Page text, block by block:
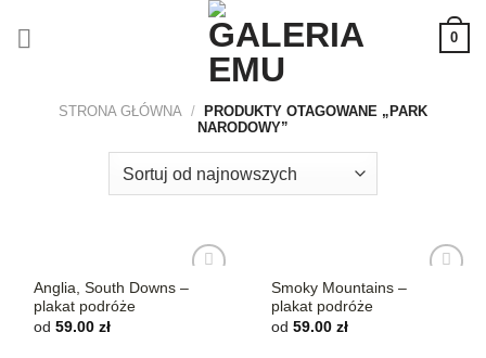
0
STRONA GŁÓWNA /
PRODUKTY OTAGOWANE „PARK
NARODOWY”
Dodaj do
Anglia, South Downs –
plakat podróże
od59.00zł
Dodaj do
Smoky Mountains –
plakat podróże
od59.00zł